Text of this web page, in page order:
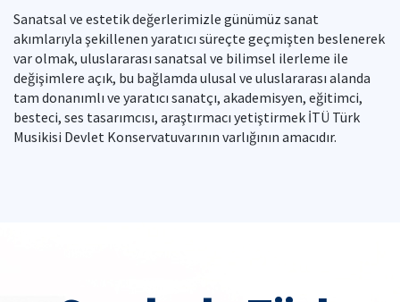
Sanatsal ve estetik değerlerimizle günümüz sanat
akımlarıyla şekillenen yaratıcı süreçte geçmişten beslenerek
var olmak, uluslararası sanatsal ve bilimsel ilerleme ile
değişimlere açık, bu bağlamda ulusal ve uluslararası alanda
tam donanımlı ve yaratıcı sanatçı, akademisyen, eğitimci,
besteci, ses tasarımcısı, araştırmacı yetiştirmek İTÜ Türk
Musikisi Devlet Konservatuvarının varlığının amacıdır.